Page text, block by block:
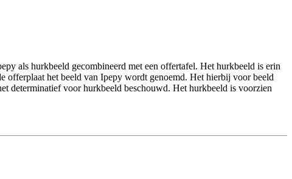
als hurkbeeld gecombineerd met een offertafel. Het hurkbeeld is erin
offerplaat het beeld van Ipepy wordt genoemd. Het hierbij voor beeld
determinatief voor hurkbeeld beschouwd. Het hurkbeeld is voorzien